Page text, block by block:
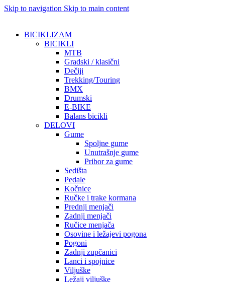
Skip to navigation Skip to main content
BICIKLIZAM
BICIKLI
MTB
Gradski / klasični
Dečiji
Trekking/Touring
BMX
Drumski
E-BIKE
Balans bicikli
DELOVI
Gume
Spoljne gume
Unutrašnje gume
Pribor za gume
Sedišta
Pedale
Kočnice
Ručke i trake kormana
Prednji menjači
Zadnji menjači
Ručice menjača
Osovine i ležajevi pogona
Pogoni
Zadnji zupčanici
Lanci i spojnice
Viljuške
Ležaji viljuške